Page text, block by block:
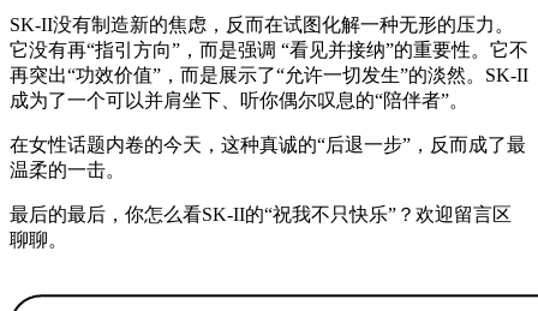
SK-II没有制造新的焦虑，反而在试图化解一种无形的压力。
它没有再“指引方向”，而是强调 “看见并接纳”的重要性。它不
再突出“功效价值”，而是展示了“允许一切发生”的淡然。SK-II
成为了一个可以并肩坐下、听你偶尔叹息的“陪伴者”。
在女性话题内卷的今天，这种真诚的“后退一步”，反而成了最
温柔的一击。
最后的最后，你怎么看SK-II的“祝我不只快乐”？欢迎留言区
聊聊。